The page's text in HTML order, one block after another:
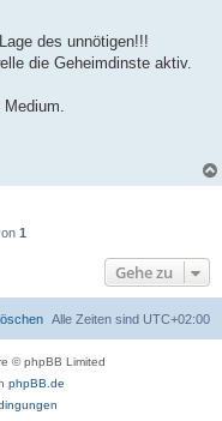
des unnötigen!!!
die Geheimdinste aktiv.
1
Gehe zu
Alle Zeiten sind UTC+02:00
© phpBB Limited
phpBB.de